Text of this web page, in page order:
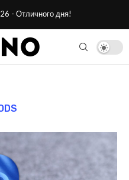
- Отличного дня!